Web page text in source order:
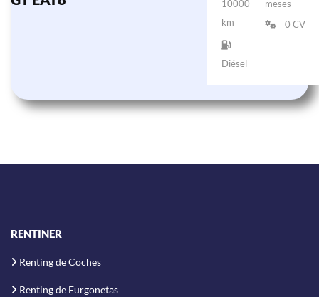
10000
km
meses
0 CV
Diésel
RENTINER
Renting de Coches
Renting de Furgonetas